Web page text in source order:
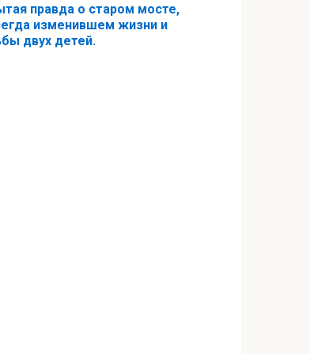
правда о старом мосте,
изменившем жизни и
двух детей.